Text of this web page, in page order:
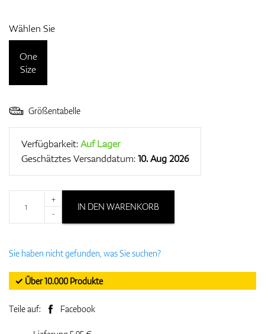
Wählen Sie
One
Size
Größentabelle
Verfügbarkeit:Auf Lager
Geschätztes Versanddatum:10. Aug 2026
+
-
IN DEN WARENKORB
Sie haben nicht gefunden, was Sie suchen?
✓ Über 10.000 Produkte
Teile auf: Facebook